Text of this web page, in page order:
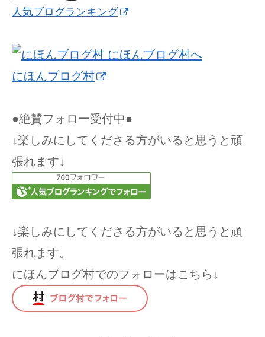
人気ブログランキング
にほんブログ村
●絶賛フォロー受付中●
↓楽しみにしてくださる方がいると思うと頑
張れます↓
↓楽しみにしてくださる方がいると思うと頑
張れます。
にほんブログ村でのフォローはこちら↓